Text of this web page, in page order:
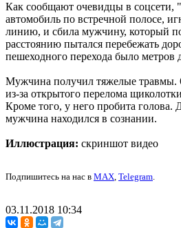
Как сообщают очевидцы в соцсети,
автомобиль по встречной полосе,
линию, и сбила мужчину, который
расстоянию пытался перебежать
пешеходного перехода было метров
Мужчина получил тяжелые
из-за открытого перелома
Кроме того, у него пробита голова.
мужчина находился в сознании.
Иллюстрация: скриншот видео
Подпишитесь на нас в MAX, Telegram.
03.11.2018 10:34